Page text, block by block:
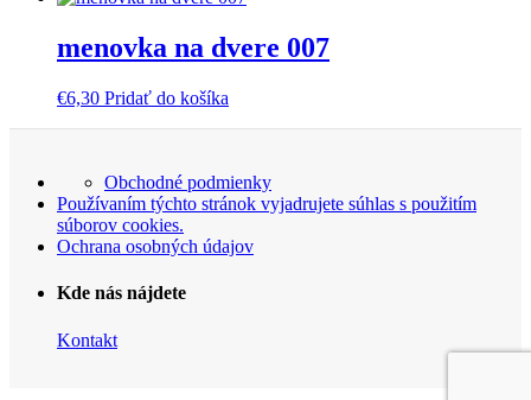
menovka na dvere 007
€6,30 Pridať do košíka
Obchodné podmienky
Používaním týchto stránok vyjadrujete súhlas s použitím
súborov cookies.
Ochrana osobných údajov
Kde nás nájdete
Kontakt